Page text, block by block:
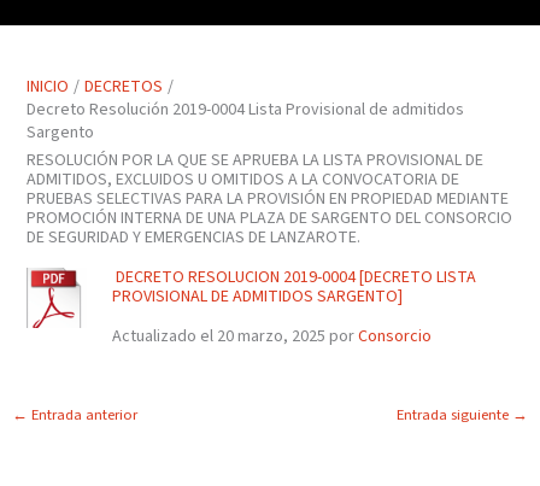
INICIO
DECRETOS
Decreto Resolución 2019-0004 Lista Provisional de admitidos
Sargento
RESOLUCIÓN POR LA QUE SE APRUEBA LA LISTA PROVISIONAL DE
ADMITIDOS, EXCLUIDOS U OMITIDOS A LA CONVOCATORIA DE
PRUEBAS SELECTIVAS PARA LA PROVISIÓN EN PROPIEDAD MEDIANTE
PROMOCIÓN INTERNA DE UNA PLAZA DE SARGENTO DEL CONSORCIO
DE SEGURIDAD Y EMERGENCIAS DE LANZAROTE.
DECRETO RESOLUCION 2019-0004 [DECRETO LISTA
PROVISIONAL DE ADMITIDOS SARGENTO]
Actualizado el 20 marzo, 2025 porConsorcio
← Entrada anterior Entrada siguiente →